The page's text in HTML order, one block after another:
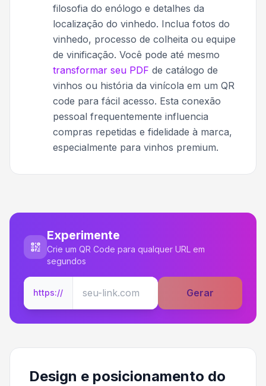
filosofia do enólogo e detalhes da
localização do vinhedo. Inclua fotos do
vinhedo, processo de colheita ou equipe
de vinificação. Você pode até mesmo
transformar seu PDF de catálogo de
vinhos ou história da vinícola em um QR
code para fácil acesso. Esta conexão
pessoal frequentemente influencia
compras repetidas e fidelidade à marca,
especialmente para vinhos premium.
Experimente
Crie um QR Code para qualquer URL em
segundos
https:// Gerar
Design e posicionamento do